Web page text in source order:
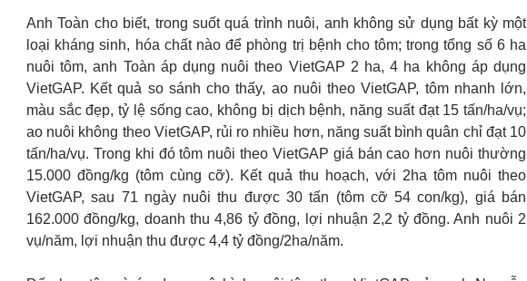
Anh Toàn cho biết, trong suốt quá trình nuôi, anh không sử dụng bất kỳ một
loại kháng sinh, hóa chất nào để phòng trị bệnh cho tôm; trong tổng số 6 ha
nuôi tôm, anh Toàn áp dụng nuôi theo VietGAP 2 ha, 4 ha không áp dụng
VietGAP. Kết quả so sánh cho thấy, ao nuôi theo VietGAP, tôm nhanh lớn,
màu sắc đẹp, tỷ lệ sống cao, không bị dịch bệnh, năng suất đạt 15 tấn/ha/vụ;
ao nuôi không theo VietGAP, rủi ro nhiều hơn, năng suất bình quân chỉ đạt 10
tấn/ha/vụ. Trong khi đó tôm nuôi theo VietGAP giá bán cao hơn nuôi thường
15.000 đồng/kg (tôm cùng cỡ). Kết quả thu hoạch, với 2ha tôm nuôi theo
VietGAP, sau 71 ngày nuôi thu được 30 tấn (tôm cỡ 54 con/kg), giá bán
162.000 đồng/kg, doanh thu 4,86 tỷ đồng, lợi nhuận 2,2 tỷ đồng. Anh nuôi 2
vụ/năm, lợi nhuận thu được 4,4 tỷ đồng/2ha/năm.